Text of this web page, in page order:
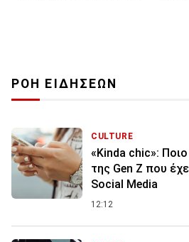
ΡΟΗ ΕΙΔΗΣΕΩΝ
CULTURE
«Kinda chic»: Ποιο
της Gen Z που
Social Media
12:12